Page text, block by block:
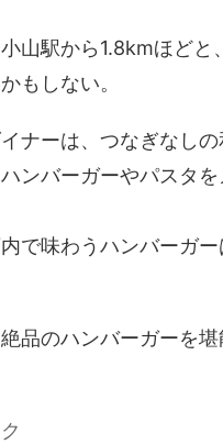
山駅から1.8kmほどと
もしない。
ナーは、つなぎなしの
ンバーガーやパスタ
で味わうハンバーガー
品のハンバーガーを